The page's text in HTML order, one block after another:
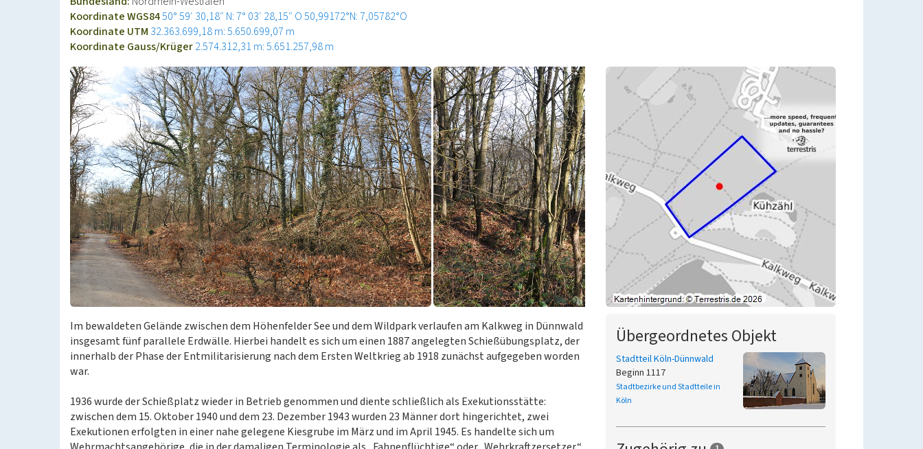
Koordinate WGS8450° 59′ 30,18″ N: 7° 03′ 28,15″ O50,99172°N: 7,05782°O
Koordinate UTM 32.363.699,18 m: 5.650.699,07 m
Koordinate Gauss/Krüger2.574.312,31 m: 5.651.257,98 m
Im bewaldeten Gelände zwischen dem Höhenfelder See und dem Wildpark verlaufen am Kalkweg in Dünnwald
insgesamt fünf parallele Erdwälle. Hierbei handelt es sich um einen 1887 angelegten Schießübungsplatz, der
innerhalb der Phase der Entmilitarisierung nach dem Ersten Weltkrieg ab 1918 zunächst aufgegeben worden
war.
1936 wurde der Schießplatz wieder in Betrieb genommen und diente schließlich als Exekutionsstätte:
zwischen dem 15. Oktober 1940 und dem 23. Dezember 1943 wurden 23 Männer dort hingerichtet, zwei
Exekutionen erfolgten in einer nahe gelegene Kiesgrube im März und im April 1945. Es handelte sich um
Übergeordnetes Objekt
Stadtteil Köln-Dünnwald
Beginn 1117
Stadtbezirke und Stadtteile in
Köln